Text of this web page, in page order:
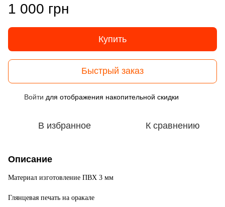
1 000 грн
Купить
Быстрый заказ
Войти для отображения накопительной скидки
В избранное К сравнению
Описание
Материал изготовление ПВХ 3 мм
Глянцевая печать на оракале